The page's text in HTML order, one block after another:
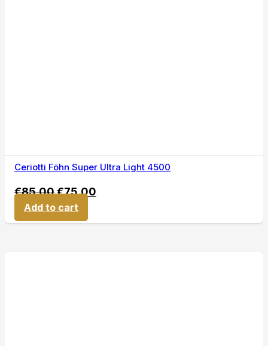
Ceriotti Föhn Super Ultra Light 4500
€85,00€75,00
Add to cart